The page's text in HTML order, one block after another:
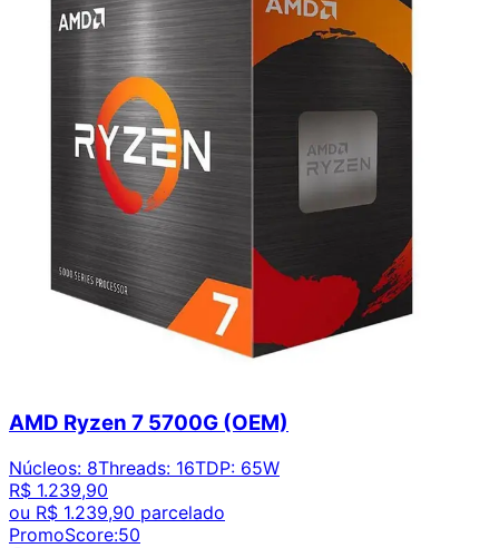
AMD Ryzen 7 5700G (OEM)
Núcleos: 8Threads: 16TDP: 65W
R$ 1.239,90
ou R$ 1.239,90 parcelado
PromoScore:50